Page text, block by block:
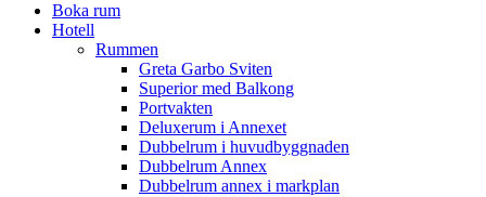
Boka rum
Hotell
Rummen
Greta Garbo Sviten
Superior med Balkong
Portvakten
Deluxerum i Annexet
Dubbelrum i huvudbyggnaden
Dubbelrum Annex
Dubbelrum annex i markplan